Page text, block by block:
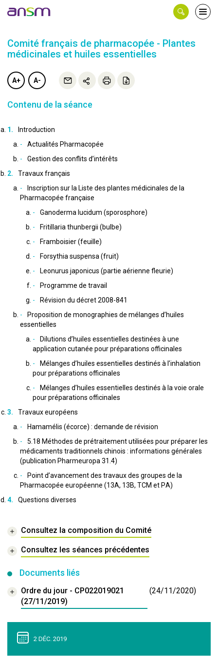
Comité français de pharmacopée - Plantes
médicinales et huiles essentielles
A+ A-
Contenu de la séance
Introduction
Actualités Pharmacopée
Gestion des conflits d’intérêts
Travaux français
Inscription sur la Liste des plantes médicinales de la
Pharmacopée française
Ganoderma lucidum (sporosphore)
Fritillaria thunbergii (bulbe)
Framboisier (feuille)
Forsythia suspensa (fruit)
Leonurus japonicus (partie aérienne fleurie)
Programme de travail
Révision du décret 2008-841
Proposition de monographies de mélanges d’huiles
essentielles
Dilutions d’huiles essentielles destinées à une
application cutanée pour préparations officinales
Mélanges d’huiles essentielles destinés à l’inhalation
pour préparations officinales
Mélanges d’huiles essentielles destinés à la voie orale
pour préparations officinales
Travaux européens
Hamamélis (écorce) : demande de révision
5.18 Méthodes de prétraitement utilisées pour préparer les
médicaments traditionnels chinois : informations générales
(publication Pharmeuropa 31.4)
Point d’avancement des travaux des groupes de la
Pharmacopée européenne (13A, 13B, TCM et PA)
Questions diverses
Consultez la composition du Comité
Consultez les séances précédentes
Documents liés
Ordre du jour - CP022019021
(27/11/2019)
(24/11/2020)
2 DÉC. 2019